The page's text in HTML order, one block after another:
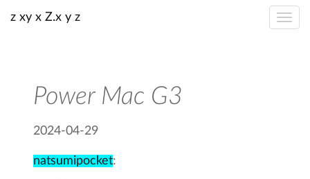
z xy x Z.x y z
Power Mac G3
2024-04-29
natsumipocket: